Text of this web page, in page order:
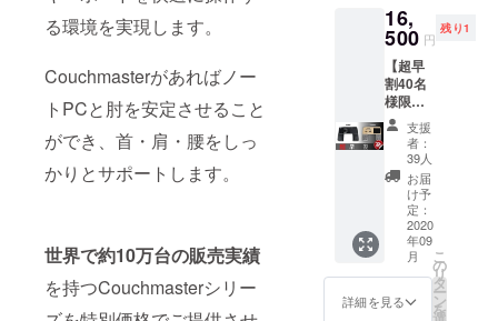
る環境を実現します。
Couchmasterがあればノー
トPCと肘を安定させること
ができ、首・肩・腰をしっ
かりとサポートします。
世界で約10万台の販売実績
を持つCouchmasterシリー
ローバルに
通用する経
営と地域密
着した経営
をともに高
いレベルで
実現し、 お
客様、お取
引先、従業
員、地域社
会などすべ
ての人々の
16,
500 円
残り1
【超早
割40名
様限
定】
CYBOT
または
CYWO
RX 1台
・送料
込みの
価格と
なりま
す。 ・
一部の
デザイ
支援
者：
39人
お届
け予
定：
2020
年09
月
詳細を見る
こ
の
リ
タ
ー
ン
を